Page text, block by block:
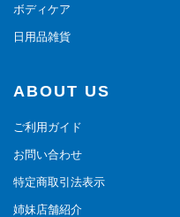
ボディケア
日用品雑貨
ABOUT US
ご利用ガイド
お問い合わせ
特定商取引法表示
姉妹店舗紹介